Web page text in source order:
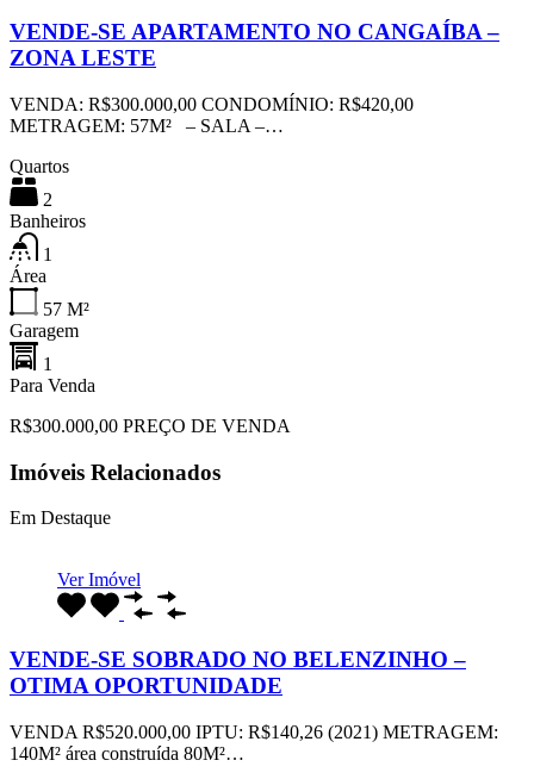
VENDE-SE APARTAMENTO NO CANGAÍBA –
ZONA LESTE
VENDA: R$300.000,00 CONDOMÍNIO: R$420,00
METRAGEM: 57M² – SALA –…
Quartos
2
Banheiros
1
Área
57 M²
Garagem
1
Para Venda
R$300.000,00 PREÇO DE VENDA
Imóveis Relacionados
Em Destaque
Ver Imóvel
VENDE-SE SOBRADO NO BELENZINHO –
OTIMA OPORTUNIDADE
VENDA R$520.000,00 IPTU: R$140,26 (2021) METRAGEM:
140M² área construída 80M²…